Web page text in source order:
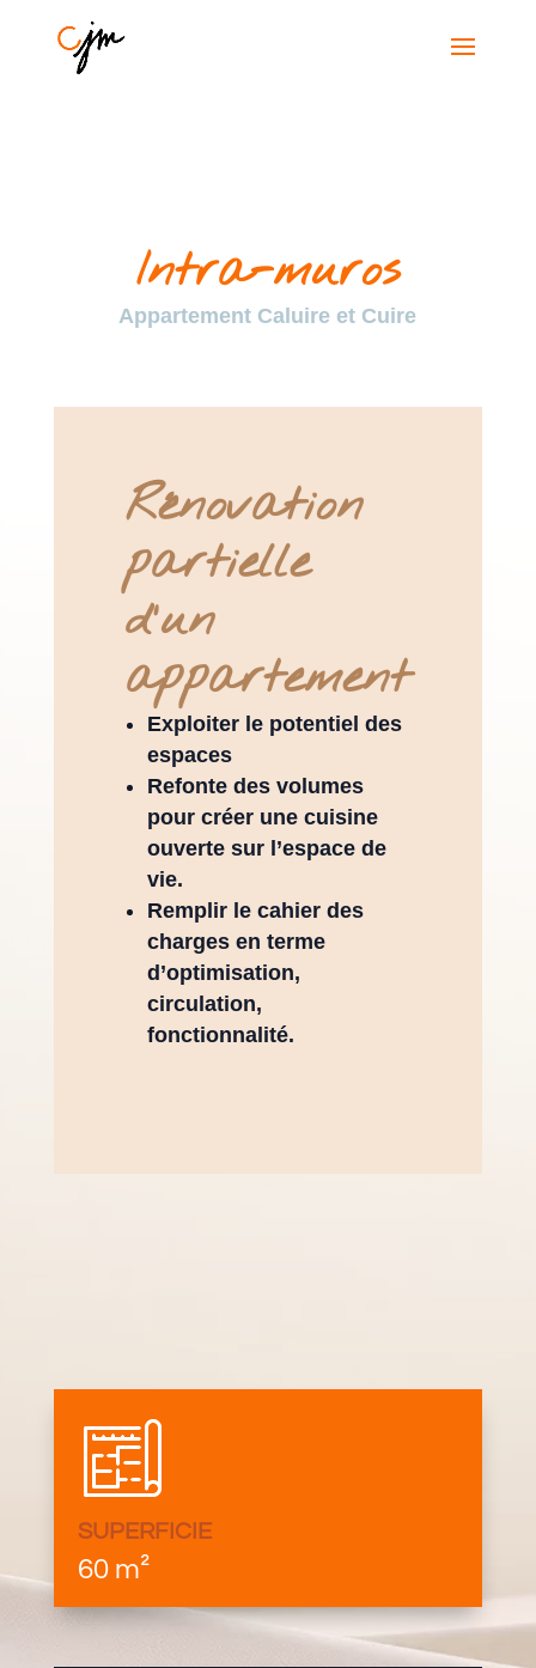
Intra-muros
Appartement Caluire et Cuire
Rénovation
partielle
d'un
appartement
Exploiter le potentiel des
espaces
Refonte des volumes
pour créer une cuisine
ouverte sur l’espace de
vie.
Remplir le cahier des
charges en terme
d’optimisation,
circulation,
fonctionnalité.
SUPERFICIE
60 m²